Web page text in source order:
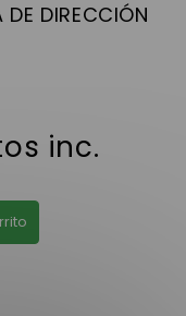
DE DIRECCIÓN
inc.